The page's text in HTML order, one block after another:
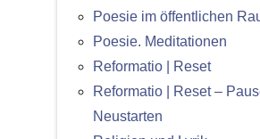
Poesie im öffentlichen
Poesie. Meditationen
Reformatio | Reset
Reformatio | Reset –
Neustarten